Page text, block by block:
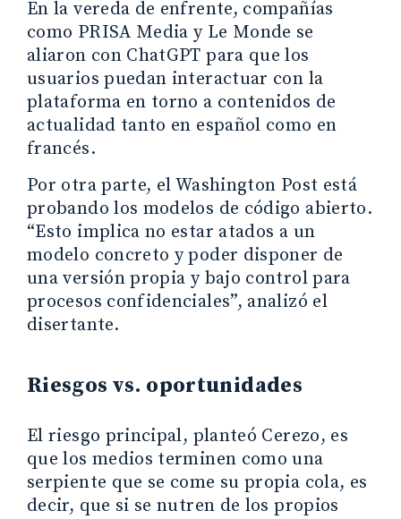
En la vereda de enfrente, compañías
como PRISA Media y Le Monde se
aliaron con ChatGPT para que los
usuarios puedan interactuar con la
plataforma en torno a contenidos de
actualidad tanto en español como en
francés.
Por otra parte, el Washington Post está
probando los modelos de código abierto.
“Esto implica no estar atados a un
modelo concreto y poder disponer de
una versión propia y bajo control para
procesos confidenciales”, analizó el
disertante.
Riesgos vs. oportunidades
El riesgo principal, planteó Cerezo, es
que los medios terminen como una
serpiente que se come su propia cola, es
decir, que si se nutren de los propios